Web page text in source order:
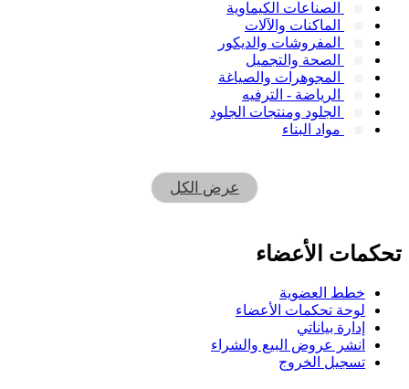
الصناعات الكيماوية
الماكنات والآلات
المفروشات والديكور
الصحة والتجميل
المجوهرات والصياغة
الرياضة - الترفيه
الجلود ومنتجات الجلود
مواد البناء
عرض الكل
تحكمات الأعضاء
خطط العضوية
لوحة تحكمات الأعضاء
إدارة بياناتي
انشر عروض البيع والشراء
تسجيل الخروج